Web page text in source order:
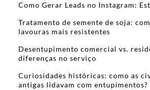
Como Gerar Leads no Instagram:
Tratamento de semente de soja:
lavouras mais resistentes
Desentupimento comercial vs.
diferenças no serviço
Curiosidades históricas: como as
antigas lidavam com entupimentos?